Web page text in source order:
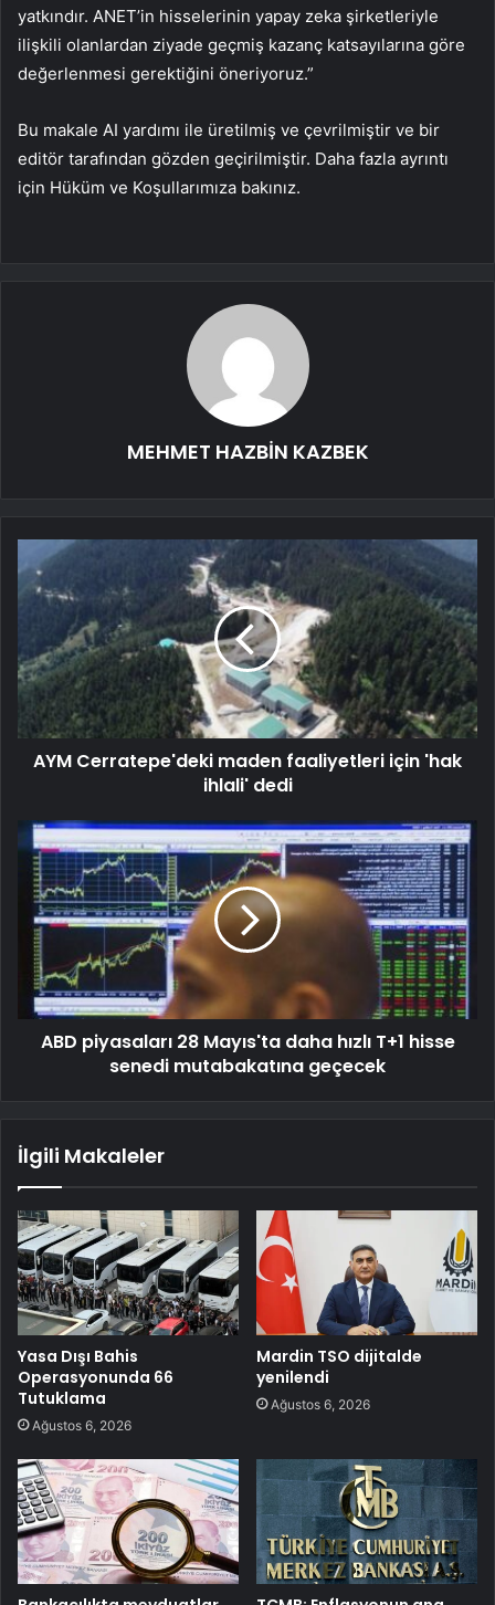
yatkındır. ANET’in hisselerinin yapay zeka şirketleriyle
ilişkili olanlardan ziyade geçmiş kazanç katsayılarına göre
değerlenmesi gerektiğini öneriyoruz.”
Bu makale AI yardımı ile üretilmiş ve çevrilmiştir ve bir
editör tarafından gözden geçirilmiştir. Daha fazla ayrıntı
için Hüküm ve Koşullarımıza bakınız.
MEHMET HAZBİN KAZBEK
AYM Cerratepe'deki maden faaliyetleri için 'hak
ihlali' dedi
ABD piyasaları 28 Mayıs'ta daha hızlı T+1 hisse
senedi mutabakatına geçecek
İlgili Makaleler
Yasa Dışı Bahis
Operasyonunda 66
Tutuklama
Ağustos 6, 2026
Mardin TSO dijitalde
yenilendi
Ağustos 6, 2026